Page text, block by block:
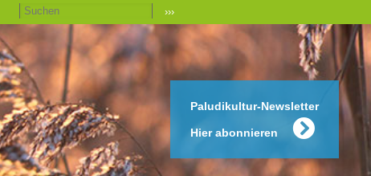
Paludikultur-Newsletter
Hier abonnieren
›››